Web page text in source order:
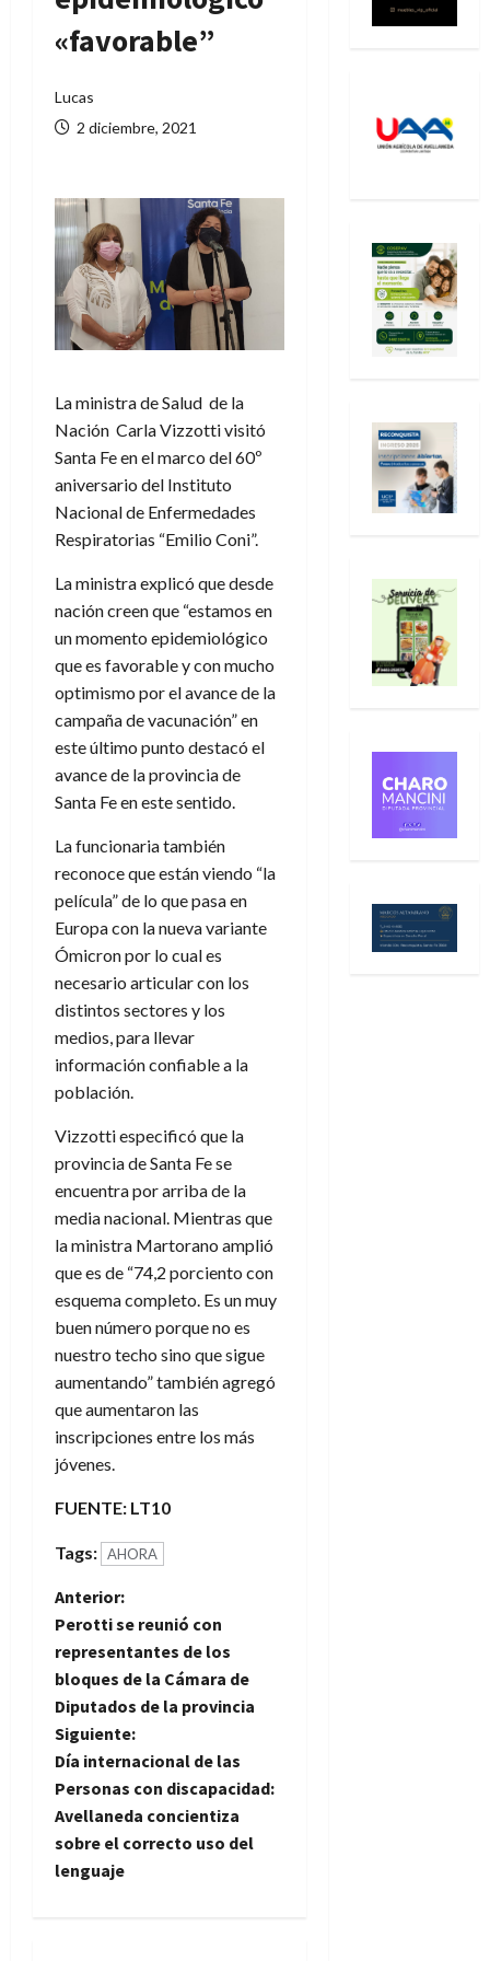
«favorable”
Lucas
2 diciembre, 2021
La ministra de Salud de la
Nación Carla Vizzotti visitó
Santa Fe en el marco del 60º
aniversario del Instituto
Nacional de Enfermedades
Respiratorias “Emilio Coni”.
La ministra explicó que desde
nación creen que “estamos en
un momento epidemiológico
que es favorable y con mucho
optimismo por el avance de la
campaña de vacunación” en
este último punto destacó el
avance de la provincia de
Santa Fe en este sentido.
La funcionaria también
reconoce que están viendo “la
película” de lo que pasa en
Europa con la nueva variante
Ómicron por lo cual es
necesario articular con los
distintos sectores y los
medios, para llevar
información confiable a la
población.
Vizzotti especificó que la
provincia de Santa Fe se
encuentra por arriba de la
media nacional. Mientras que
la ministra Martorano amplió
que es de “74,2 porciento con
esquema completo. Es un muy
buen número porque no es
nuestro techo sino que sigue
aumentando” también agregó
que aumentaron las
inscripciones entre los más
jóvenes.
FUENTE: LT10
Tags: AHORA
N
a
v
e
g
a
c
Anterior:
Perotti se reunió con
representantes de los
bloques de la Cámara de
Diputados de la provincia
Siguiente:
Día internacional de las
Personas con discapacidad:
Avellaneda concientiza
sobre el correcto uso del
lenguaje